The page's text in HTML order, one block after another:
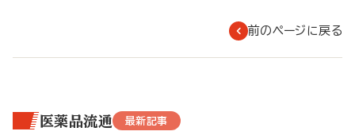
前のページに戻る
医薬品流通 最新記事